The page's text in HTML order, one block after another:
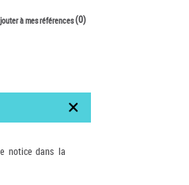
à mes références(0)
notice dans la